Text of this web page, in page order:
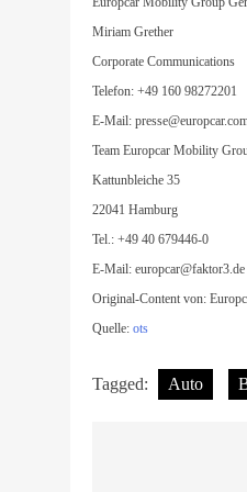
Miriam Grether
Corporate Communications
Telefon: +49 160 98272201
E-Mail:
Team Europcar Mobility
Kattunbleiche 35
22041 Hamburg
Tel.: +49 40 679446-0
E-Mail: europcar@faktor3.de
Original-Content von:
Quelle: ots
Tagged: Auto